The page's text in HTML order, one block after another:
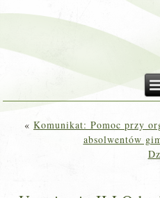
« Komunikat: Pomoc przy
absolwentów